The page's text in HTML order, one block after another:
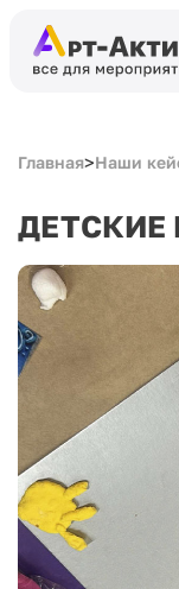
Главная>Наши
ДЕТСКИЕ